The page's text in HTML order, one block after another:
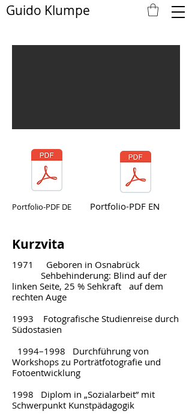
Guido Klumpe
Portfolio-PDF DE Portfolio-PDF EN
Kurzvita
1971 Geboren in Osnabrück
Sehbehinderung: Blind auf der
linken Seite, 25 % Sehkraft auf dem
rechten Auge
1993 Fotografische Studienreise durch
Südostasien
1994–1998 Durchführung von
Workshops zu Porträtfotografie und
Fotoentwicklung
1998 Diplom in „Sozialarbeit” mit
Schwerpunkt Kunstpädagogik